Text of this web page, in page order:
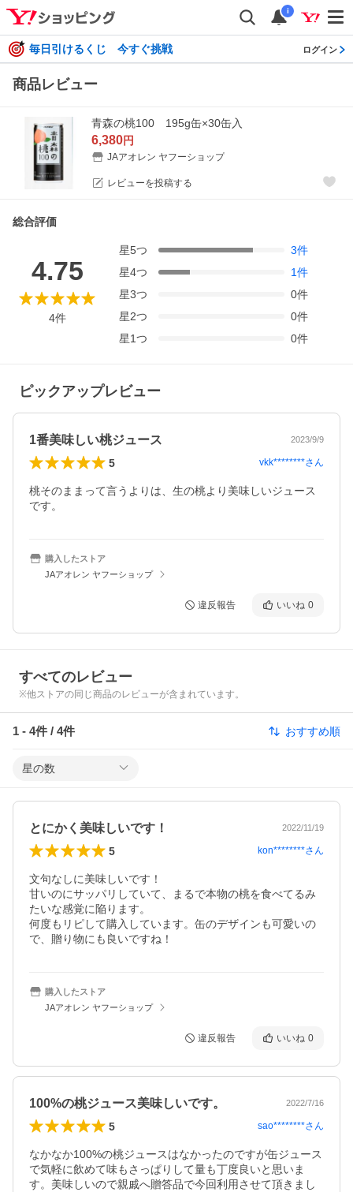
i
毎日引けるくじ 今すぐ挑戦 ログイン
商品レビュー
青森の桃100 195g缶×30缶入
6,380円
JAアオレン ヤフーショップ
レビューを投稿する
総合評価
4.75
4件
星5つ 3件
星4つ 1件
星3つ 0件
星2つ 0件
星1つ 0件
ピックアップレビュー
1番美味しい桃ジュース 2023/9/9
5 vkk********さん
桃そのままって言うよりは、生の桃より美味しいジュース
です。
購入したストア
JAアオレン ヤフーショップ
違反報告 いいね 0
すべてのレビュー
※他ストアの同じ商品のレビューが含まれています。
1 - 4件 / 4件 おすすめ順
星の数
とにかく美味しいです！ 2022/11/19
5 kon********さん
文句なしに美味しいです！
甘いのにサッパリしていて、まるで本物の桃を食べてるみ
たいな感覚に陥ります。
何度もリピして購入しています。缶のデザインも可愛いの
で、贈り物にも良いですね！
購入したストア
JAアオレン ヤフーショップ
違反報告 いいね 0
100%の桃ジュース美味しいです。 2022/7/16
5 sao********さん
なかなか100%の桃ジュースはなかったのですが缶ジュース
で気軽に飲めて味もさっぱりして量も丁度良いと思いま
す。美味しいので親戚へ贈答品で今回利用させて頂きまし